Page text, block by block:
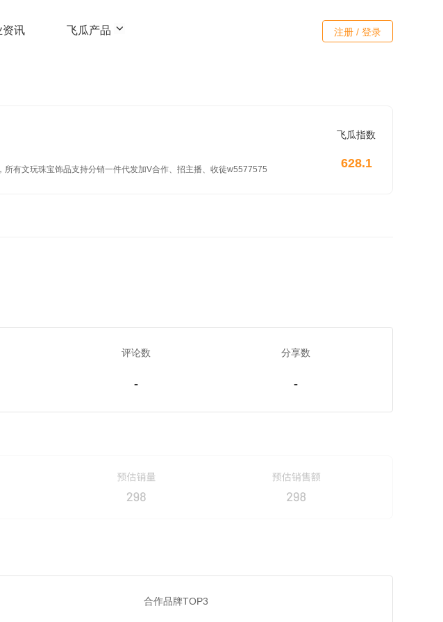
资讯 飞瓜产品 注册 / 登录
有文玩珠宝饰品支持分销一件代发加V合作、招主播、收徒w5577575
飞瓜指数
628.1
评论数
-
分享数
-
合作品牌TOP3